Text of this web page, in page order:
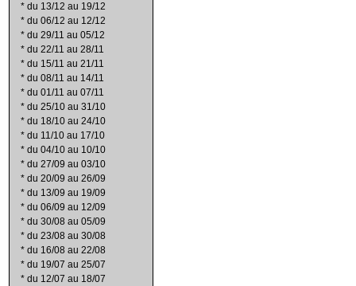
* du 13/12 au 19/12
* du 06/12 au 12/12
* du 29/11 au 05/12
* du 22/11 au 28/11
* du 15/11 au 21/11
* du 08/11 au 14/11
* du 01/11 au 07/11
* du 25/10 au 31/10
* du 18/10 au 24/10
* du 11/10 au 17/10
* du 04/10 au 10/10
* du 27/09 au 03/10
* du 20/09 au 26/09
* du 13/09 au 19/09
* du 06/09 au 12/09
* du 30/08 au 05/09
* du 23/08 au 30/08
* du 16/08 au 22/08
* du 19/07 au 25/07
* du 12/07 au 18/07